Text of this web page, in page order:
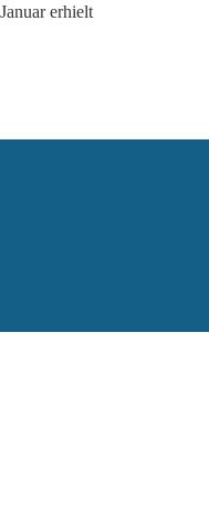
erhielt